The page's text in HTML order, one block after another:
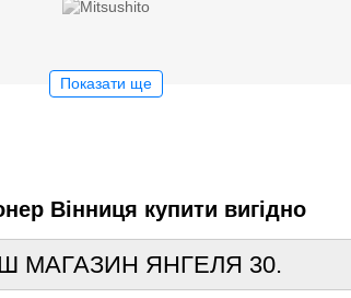
Показати ще
Вінниця купити вигідно
МАГАЗИН ЯНГЕЛЯ 30.